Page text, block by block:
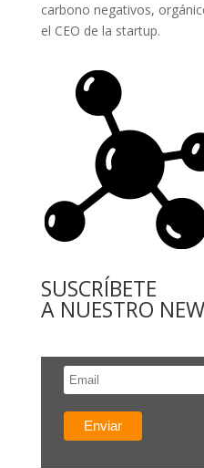
carbono negativos,
el CEO de la startup.
SUSCRÍBETE
A NUESTRO